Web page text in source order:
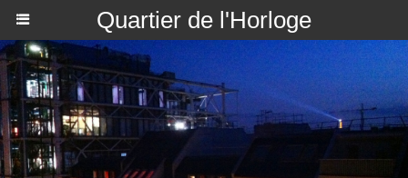
Quartier de l'Horloge